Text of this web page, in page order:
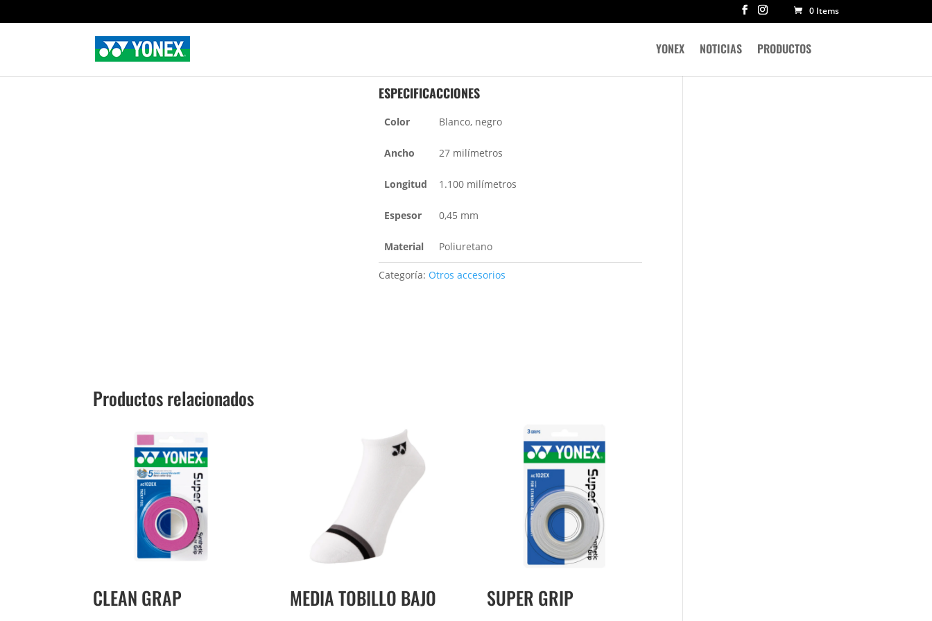
0 Items
YONEX NOTICIAS PRODUCTOS
Home»Tienda»DRY SUPER GRAP
ESPECIFICACCIONES
Color Blanco, negro
Ancho 27 milímetros
Longitud 1.100 milímetros
Espesor 0,45 mm
Material Poliuretano
Categoría: Otros accesorios
Productos relacionados
CLEAN GRAP MEDIA TOBILLO BAJO SUPER GRIP